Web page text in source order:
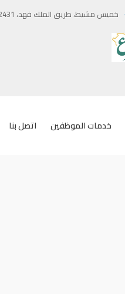
خميس مشيط، طريق الملك فهد، 62431
خدمات الموظفين اتصل بنا